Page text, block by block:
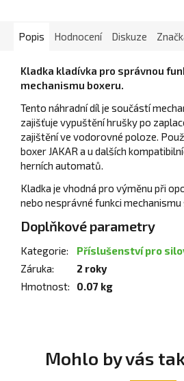
Popis Hodnocení Diskuze
Kladka kladívka pro správnou
mechanismu boxeru.
Tento náhradní díl je součástí
zajišťuje vypuštění hrušky po
zajištění ve vodorovné poloze.
boxer JAKAR a u dalších
herních automatů.
Kladka je vhodná pro výměnu při
nebo nesprávné funkci
Doplňkové parametry
Kategorie:
Příslušenství pro
Záruka:
2 roky
Hmotnost: 0.07 kg
Mohlo by vás